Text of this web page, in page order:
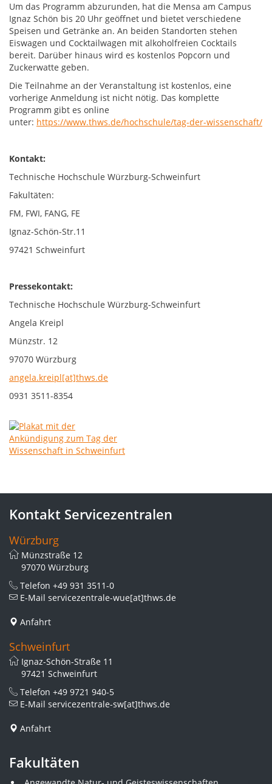
Um das Programm abzurunden, hat die Mensa am Campus
Ignaz Schön bis 20 Uhr geöffnet und bietet verschiedene
Speisen und Getränke an. An beiden Standorten stehen
Eiswagen und Cocktailwagen mit alkoholfreien Cocktails
bereit. Darüber hinaus wird es kostenlos Popcorn und
Zuckerwatte geben.
Die Teilnahme an der Veranstaltung ist kostenlos, eine
vorherige Anmeldung ist nicht nötig. Das komplette
Programm gibt es online
unter: https://www.thws.de/hochschule/tag-der-wissenschaft/
Kontakt:
Technische Hochschule Würzburg-Schweinfurt
Fakultäten:
FM, FWI, FANG, FE
Ignaz-Schön-Str.11
97421 Schweinfurt
Pressekontakt:
Technische Hochschule Würzburg-Schweinfurt
Angela Kreipl
Münzstr. 12
97070 Würzburg
angela.kreipl[at]thws.de
0931 3511-8354
Kontakt Servicezentralen
Würzburg
Münzstraße 12
97070 Würzburg
Telefon +49 931 3511-0
E-Mail servicezentrale-wue[at]thws.de
Anfahrt
Schweinfurt
Ignaz-Schön-Straße 11
97421 Schweinfurt
Telefon +49 9721 940-5
E-Mail servicezentrale-sw[at]thws.de
Anfahrt
Fakultäten